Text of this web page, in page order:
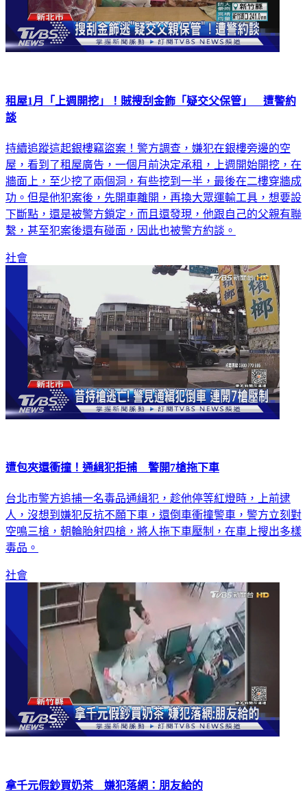
租屋1月「上週開挖」！賊搜刮金飾「疑交父保管」 遭警約
談
持續追蹤這起銀樓竊盜案！警方調查，嫌犯在銀樓旁邊的空
屋，看到了租屋廣告，一個月前決定承租，上週開始開挖，在
牆面上，至少挖了兩個洞，有些挖到一半，最後在二樓穿牆成
功。但是他犯案後，先開車離開，再換大眾運輸工具，想要設
下斷點，還是被警方鎖定，而且還發現，他跟自己的父親有聯
繫，甚至犯案後還有碰面，因此也被警方約談。
社會
遭包夾還衝撞！通緝犯拒捕 警開7槍拖下車
台北市警方追捕一名毒品通緝犯，趁他停等紅燈時，上前逮
人，沒想到嫌犯反抗不願下車，還倒車衝撞警車，警方立刻對
空鳴三槍，朝輪胎射四槍，將人拖下車壓制，在車上搜出多樣
毒品。
社會
拿千元假鈔買奶茶 嫌犯落網：朋友給的